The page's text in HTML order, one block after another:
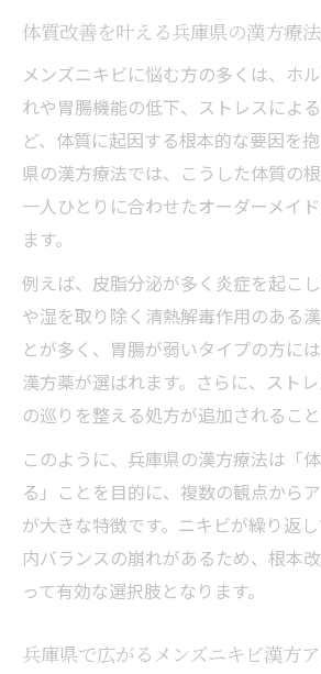
体質改善を叶える兵庫県の漢方療
メンズニキビに悩む方の多くは、ホ
れや胃腸機能の低下、ストレスによ
ど、体質に起因する根本的な要因を
県の漢方療法では、こうした体質の根
一人ひとりに合わせたオーダーメイ
ます。
例えば、皮脂分泌が多く炎症を起こ
や湿を取り除く清熱解毒作用のある
とが多く、胃腸が弱いタイプの方に
漢方薬が選ばれます。さらに、スト
の巡りを整える処方が追加されること
このように、兵庫県の漢方療法は「
る」ことを目的に、複数の観点から
が大きな特徴です。ニキビが繰り返
内バランスの崩れがあるため、根本
って有効な選択肢となります。
兵庫県で広がるメンズニキビ漢方